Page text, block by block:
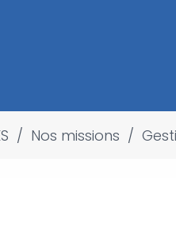
/ Nos missions /